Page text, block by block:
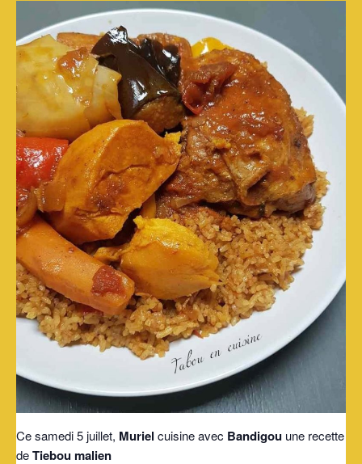
Ce samedi 5 juillet, Muriel cuisine avec Bandigou une recette
deTiebou malien